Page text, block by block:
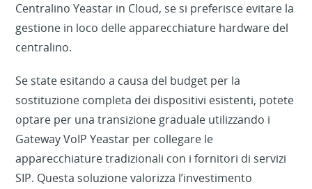
Centralino Yeastar in Cloud, se si preferisce evitare la
gestione in loco delle apparecchiature hardware del
centralino.
Se state esitando a causa del budget per la
sostituzione completa dei dispositivi esistenti, potete
optare per una transizione graduale utilizzando i
Gateway VoIP Yeastar per collegare le
apparecchiature tradizionali con i fornitori di servizi
SIP. Questa soluzione valorizza l’investimento